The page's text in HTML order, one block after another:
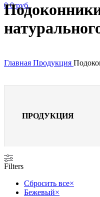
00руб.
Главная Продукция
ПРОДУКЦИЯ
Filters
Сбросить все×
Бежевый×